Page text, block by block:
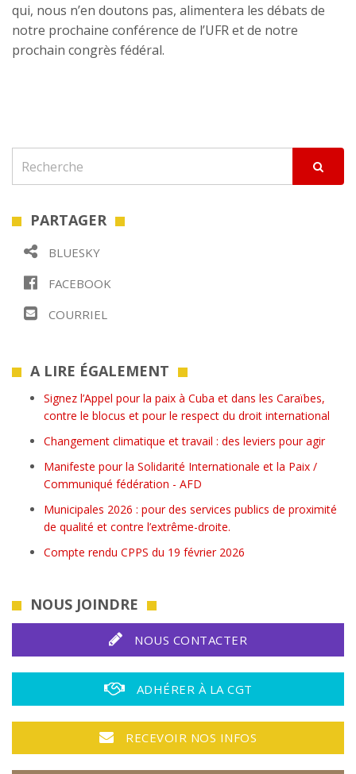
qui, nous n’en doutons pas, alimentera les débats de
notre prochaine conférence de l’UFR et de notre
prochain congrès fédéral.
PARTAGER
BLUESKY
FACEBOOK
COURRIEL
A LIRE ÉGALEMENT
Signez l’Appel pour la paix à Cuba et dans les Caraïbes,
contre le blocus et pour le respect du droit international
Changement climatique et travail : des leviers pour agir
Manifeste pour la Solidarité Internationale et la Paix /
Communiqué fédération - AFD
Municipales 2026 : pour des services publics de proximité
de qualité et contre l’extrême-droite.
Compte rendu CPPS du 19 février 2026
NOUS JOINDRE
NOUS CONTACTER
ADHÉRER À LA CGT
RECEVOIR NOS INFOS